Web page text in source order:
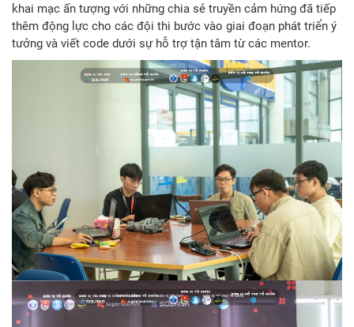
khai mạc ấn tượng với những chia sẻ truyền cảm hứng đã tiếp
thêm động lực cho các đội thi bước vào giai đoạn phát triển ý
tưởng và viết code dưới sự hỗ trợ tận tâm từ các mentor.